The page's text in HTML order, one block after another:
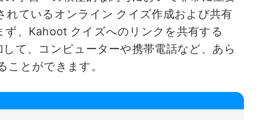
れているオンライン クイズ作成および共有
、Kahoot クイズへのリンクを共有する
て、コンピューターや携帯電話など、あら
とができます。